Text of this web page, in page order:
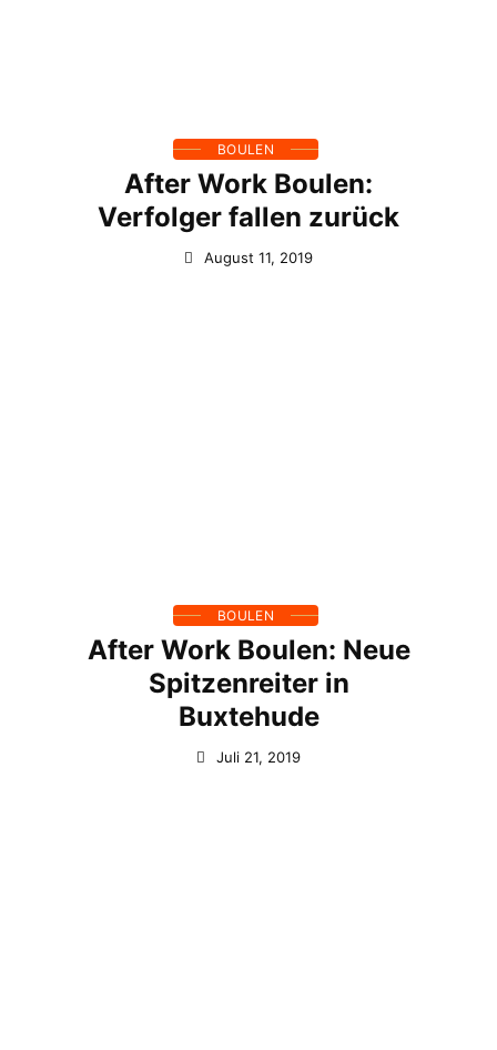
BOULEN
After Work Boulen:
Verfolger fallen zurück
August 11, 2019
BOULEN
After Work Boulen: Neue
Spitzenreiter in
Buxtehude
Juli 21, 2019